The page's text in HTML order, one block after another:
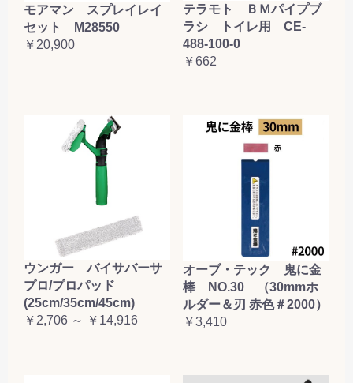
モアマン スプレイレイ
セット M28550
￥20,900
テラモト ＢＭパイプブ
ラシ トイレ用 CE-
488-100-0
￥662
ウンガー バイサバーサ
プロ/プロパッド
(25cm/35cm/45cm)
￥2,706 ～ ￥14,916
オーブ・テック 鬼に金
棒 NO.30 （30mmホ
ルダー＆刃 赤色＃2000）
￥3,410